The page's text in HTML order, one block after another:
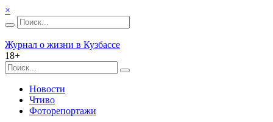
×
Журнал о жизни в Кузбассе
18+
Новости
Чтиво
Фоторепортажи